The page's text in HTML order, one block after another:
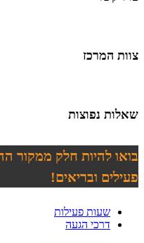
צוות המרכז
שאלות נפוצות
בואו להיות חלק ממקור
פעילים ובריאים!
שעות פעילות
דרכי הגעה